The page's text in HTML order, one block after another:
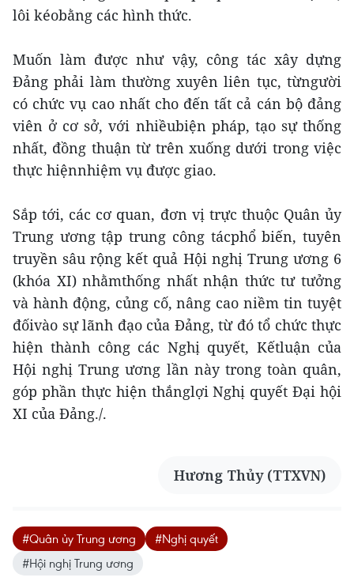
lôi kéobằng các hình thức.
Muốn làm được như vậy, công tác xây dựng
Đảng phải làm thường xuyên liên tục, từngười
có chức vụ cao nhất cho đến tất cả cán bộ đảng
viên ở cơ sở, với nhiềubiện pháp, tạo sự thống
nhất, đồng thuận từ trên xuống dưới trong việc
thực hiệnnhiệm vụ được giao.
Sắp tới, các cơ quan, đơn vị trực thuộc Quân ủy
Trung ương tập trung công tácphổ biến, tuyên
truyền sâu rộng kết quả Hội nghị Trung ương 6
(khóa XI) nhằmthống nhất nhận thức tư tưởng
và hành động, củng cố, nâng cao niềm tin tuyệt
đốivào sự lãnh đạo của Đảng, từ đó tổ chức thực
hiện thành công các Nghị quyết, Kếtluận của
Hội nghị Trung ương lần này trong toàn quân,
góp phần thực hiện thắnglợi Nghị quyết Đại hội
XI của Đảng./.
Hương Thủy (TTXVN)
#Quân ủy Trung ương
#Nghị quyết
#Hội nghị Trung ương